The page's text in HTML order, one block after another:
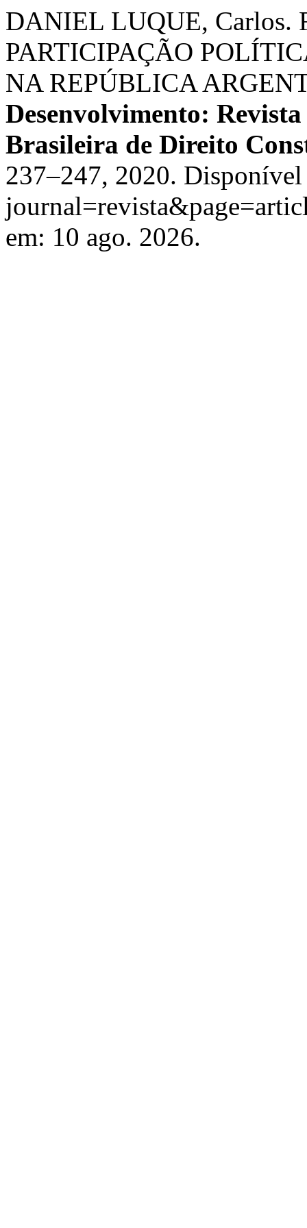
DANIEL LUQUE, Carlos.
PARTICIPAÇÃO
NA REPÚBLICA
Desenvolvimento:
Brasileira de Direito
237–247, 2020.
em: 10 ago. 2026.